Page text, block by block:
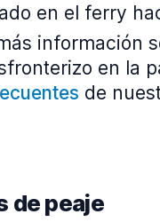
en el ferry
información
en la
de
de peaje